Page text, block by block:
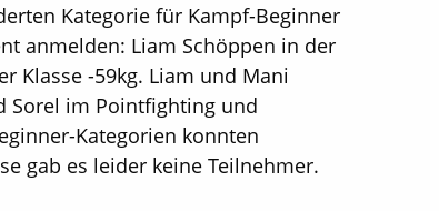
Kategorie für Kampf-Beginner
anmelden: Liam Schöppen in der
Klasse -59kg. Liam und Mani
Sorel im Pointfighting und
Kategorien konnten
gab es leider keine Teilnehmer.